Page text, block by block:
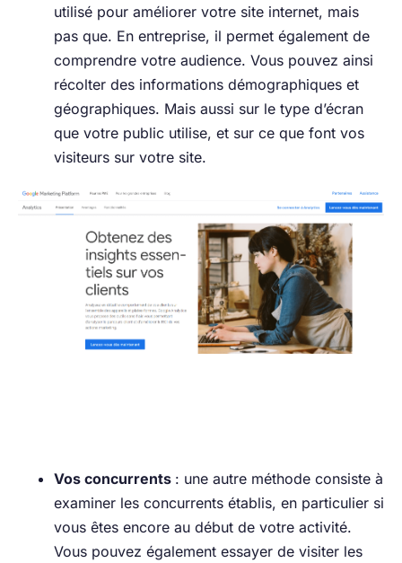
utilisé pour améliorer votre site internet, mais
pas que. En entreprise, il permet également de
comprendre votre audience. Vous pouvez ainsi
récolter des informations démographiques et
géographiques. Mais aussi sur le type d’écran
que votre public utilise, et sur ce que font vos
visiteurs sur votre site.
Vos concurrents : une autre méthode consiste à
examiner les concurrents établis, en particulier si
vous êtes encore au début de votre activité.
Vous pouvez également essayer de visiter les